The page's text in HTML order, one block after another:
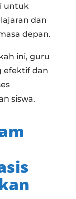
untuk
dan
depan.
ini, guru
efektif dan
siswa.